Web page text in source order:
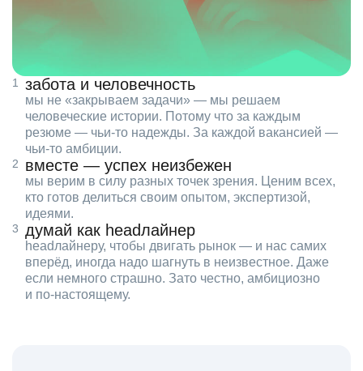
забота и человечность
мы не «закрываем задачи» — мы решаем
человеческие истории. Потому что за каждым
резюме — чьи‑то надежды. За каждой вакансией —
чьи‑то амбиции.
вместе — успех неизбежен
мы верим в силу разных точек зрения. Ценим всех,
кто готов делиться своим опытом, экспертизой,
идеями.
думай как headлайнер
headлайнеру, чтобы двигать рынок — и нас самих
вперёд, иногда надо шагнуть в неизвестное. Даже
если немного страшно. Зато честно, амбициозно
и по‑настоящему.